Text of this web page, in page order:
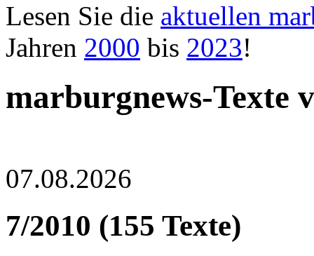
Lesen Sie die aktuellen
Jahren 2000 bis 2023!
marburgnews-Texte
07.08.2026
7/2010 (155 Texte)